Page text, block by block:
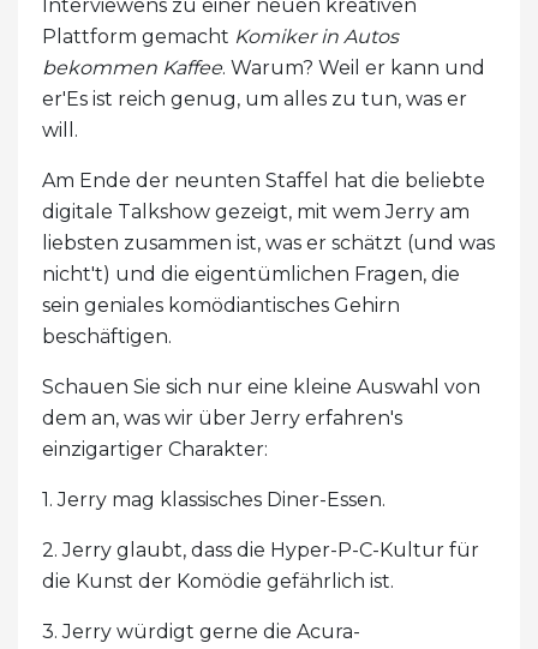
Interviewens zu einer neuen kreativen
Plattform gemacht Komiker in Autos
bekommen Kaffee. Warum? Weil er kann und
er'Es ist reich genug, um alles zu tun, was er
will.
Am Ende der neunten Staffel hat die beliebte
digitale Talkshow gezeigt, mit wem Jerry am
liebsten zusammen ist, was er schätzt (und was
nicht't) und die eigentümlichen Fragen, die
sein geniales komödiantisches Gehirn
beschäftigen.
Schauen Sie sich nur eine kleine Auswahl von
dem an, was wir über Jerry erfahren's
einzigartiger Charakter:
1. Jerry mag klassisches Diner-Essen.
2. Jerry glaubt, dass die Hyper-P-C-Kultur für
die Kunst der Komödie gefährlich ist.
3. Jerry würdigt gerne die Acura-